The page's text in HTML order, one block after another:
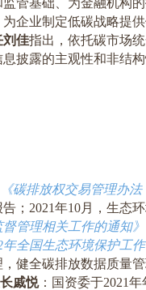
管基础、为金融机构
企业制定低碳战略提供
刘佳指出，依托碳市场
披露的主观性和非结
《碳排放权交易管理办法
； 2021年10月，生态
管理相关工作的通知》
年全国生态环境保护工
健全碳排放数据质量管
戚悦：国资委于2021年